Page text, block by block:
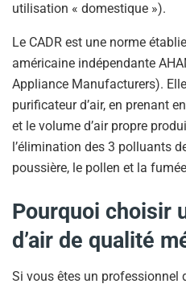
utilisation « domestique »).
Le CADR est une norme
américaine indépendante
Appliance Manufacturers).
purificateur d’air, en prenant
et le volume d’air propre
l’élimination des 3 polluants
poussière, le pollen et la
Pourquoi choisir
d’air de qualité
Si vous êtes un professionnel